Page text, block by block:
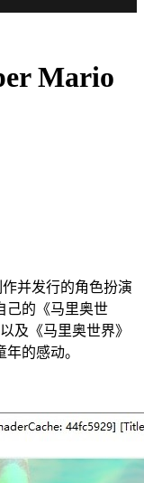
Mario
作并发行的角色扮演
己的《马里奥世
及《马里奥世界》
的感动。